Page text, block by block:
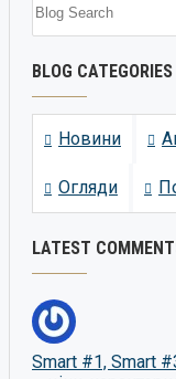
BLOG CATEGORIES
Новини
Огляди
LATEST
Smart #1, Smart